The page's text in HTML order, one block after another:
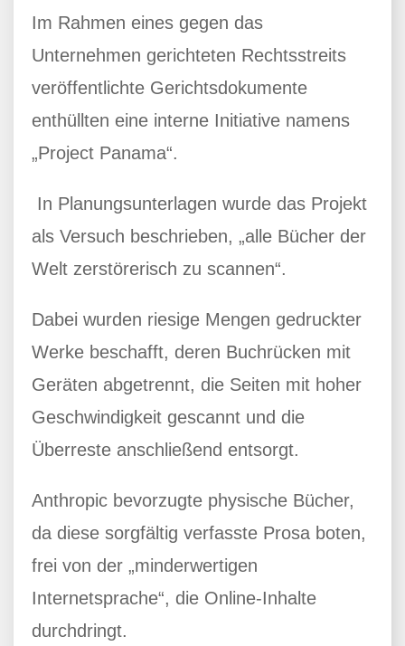
Im Rahmen eines gegen das
Unternehmen gerichteten Rechtsstreits
veröffentlichte Gerichtsdokumente
enthüllten eine interne Initiative namens
„Project Panama“.
In Planungsunterlagen wurde das Projekt
als Versuch beschrieben, „alle Bücher der
Welt zerstörerisch zu scannen“.
Dabei wurden riesige Mengen gedruckter
Werke beschafft, deren Buchrücken mit
Geräten abgetrennt, die Seiten mit hoher
Geschwindigkeit gescannt und die
Überreste anschließend entsorgt.
Anthropic bevorzugte physische Bücher,
da diese sorgfältig verfasste Prosa boten,
frei von der „minderwertigen
Internetsprache“, die Online-Inhalte
durchdringt.